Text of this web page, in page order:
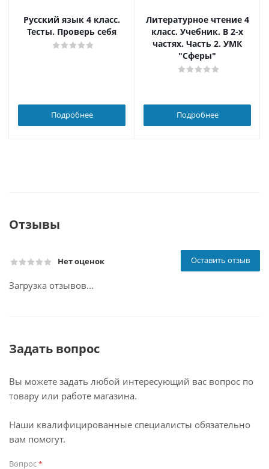
Русский язык 4 класс.
Тесты. Проверь себя
Подробнее
Литературное чтение 4
класс. Учебник. В 2-х
частях. Часть 2. УМК
"Сферы"
Подробнее
Отзывы
Нет оценок Оставить отзыв
Загрузка отзывов...
Задать вопрос
Вы можете задать любой интересующий вас вопрос по
товару или работе магазина.
Наши квалифицированные специалисты обязательно
вам помогут.
Вопрос*